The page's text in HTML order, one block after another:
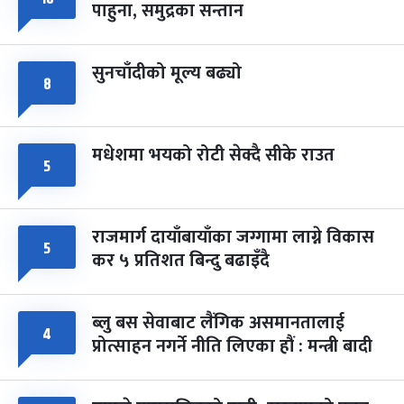
सोम चैत्र ८, २०८३-Mar 22, 2027
पाहुना, समुद्रका सन्तान
८ सुनचाँदीको मूल्य बढ्यो
५ मधेशमा भयको रोटी सेक्दै सीके राउत
५ राजमार्ग दायाँबायाँका जग्गामा लाग्ने विकास
कर ५ प्रतिशत बिन्दु बढाइँदै
४ ब्लु बस सेवाबाट लैंगिक असमानतालाई
प्रोत्साहन नगर्ने नीति लिएका हौं : मन्त्री बादी